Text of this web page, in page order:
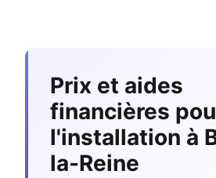
Prix et aides
financières
l'installation à
la-Reine